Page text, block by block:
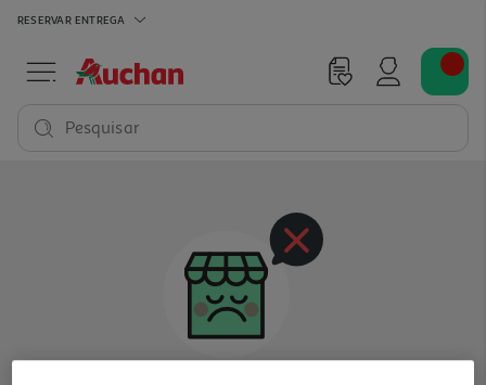
RESERVAR ENTREGA
Pesquisar